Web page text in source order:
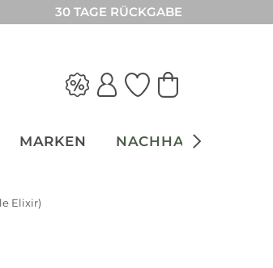
30 TAGE RÜCKGABE
MARKEN NACHHALTIGKEIT
Elixir)